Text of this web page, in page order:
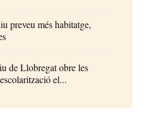
preveu més habitatge,
de Llobregat obre les
el...